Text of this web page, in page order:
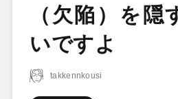
（欠陥）を隠
いですよ
takkennkousi